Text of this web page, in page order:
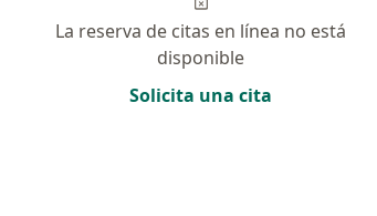
La reserva de citas en línea no está
disponible
Solicita una cita